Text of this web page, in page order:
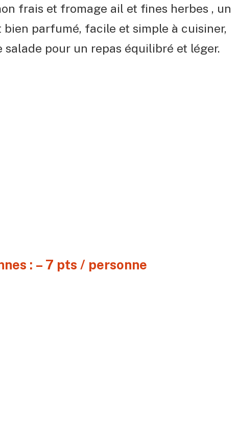
frais et fromage ail et fines herbes , un
parfumé, facile et simple à cuisiner,
pour un repas équilibré et léger.
: – 7 pts / personne